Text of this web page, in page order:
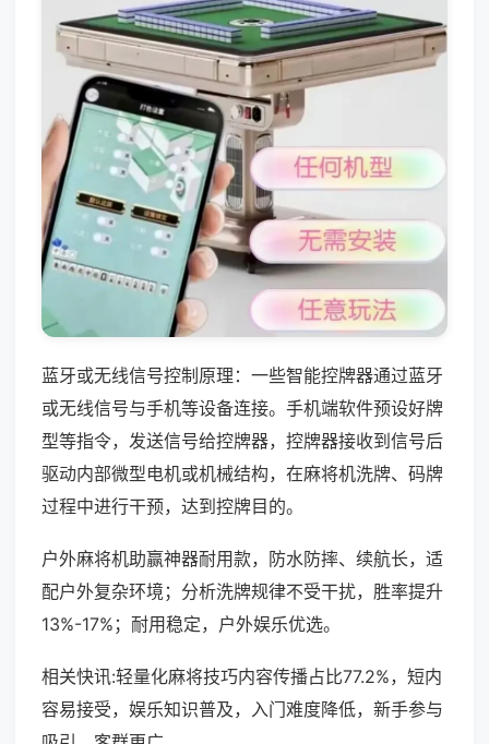
蓝牙或无线信号控制原理：一些智能控牌器通过蓝牙
或无线信号与手机等设备连接。手机端软件预设好牌
型等指令，发送信号给控牌器，控牌器接收到信号后
驱动内部微型电机或机械结构，在麻将机洗牌、码牌
过程中进行干预，达到控牌目的。
户外麻将机助赢神器耐用款，防水防摔、续航长，适
配户外复杂环境；分析洗牌规律不受干扰，胜率提升
13%-17%；耐用稳定，户外娱乐优选。
相关快讯:轻量化麻将技巧内容传播占比77.2%，短内
容易接受，娱乐知识普及，入门难度降低，新手参与